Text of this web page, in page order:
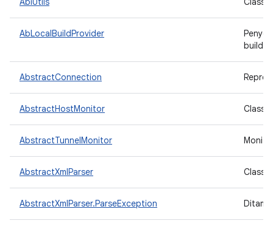
AbLocalBuildProvider
build
AbstractConnection
AbstractHostMonitor Class
AbstractTunnelMonitor
AbstractXmlParser Class
AbstractXmlParser.ParseException